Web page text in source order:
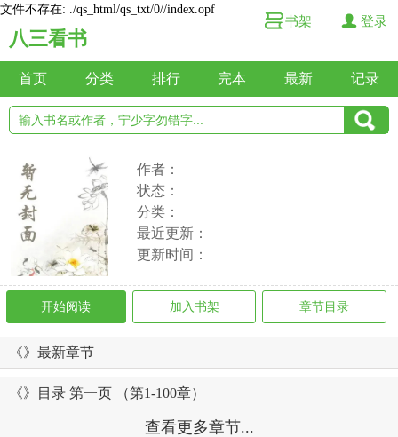
文件不存在: ./qs_html/qs_txt/0//index.opf
八三看书
书架 登录
首页 分类 排行 完本 最新 记录
作者：
状态：
分类：
最近更新：
更新时间：
开始阅读 加入书架 章节目录
《》最新章节
《》目录 第一页 （第1-100章）
查看更多章节...